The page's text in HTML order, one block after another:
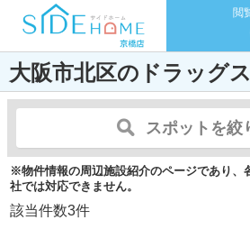
閲
大阪市北区のドラッグ
スポットを絞
※物件情報の周辺施設紹介のページであり、
社では対応できません。
該当件数3件